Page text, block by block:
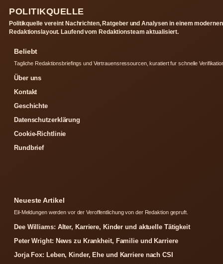
POLITIKQUELLE
Politikquelle vereint Nachrichten, Ratgeber und Analysen in einem modernen
Redaktionslayout. Laufend vom Redaktionsteam aktualisiert.
Beliebt
Tagliche Redaktionsbriefings und Vertrauensressourcen, kuratiert fur schnelle
Über uns
Kontakt
Geschichte
Datenschutzerklärung
Cookie-Richtlinie
Rundbrief
Neueste Artikel
Eil-Meldungen werden vor der Veroffentlichung von der Redaktion gepruft.
Dee Williams: Alter, Karriere, Kinder und aktuelle Tätigkeit
Peter Wright: News zu Krankheit, Familie und Karriere
Jorja Fox: Leben, Kinder, Ehe und Karriere nach CSI